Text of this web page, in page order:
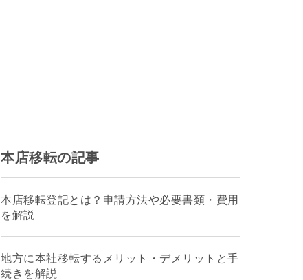
本店移転の記事
本店移転登記とは？申請方法や必要書類・費用
を解説
地方に本社移転するメリット・デメリットと手
続きを解説